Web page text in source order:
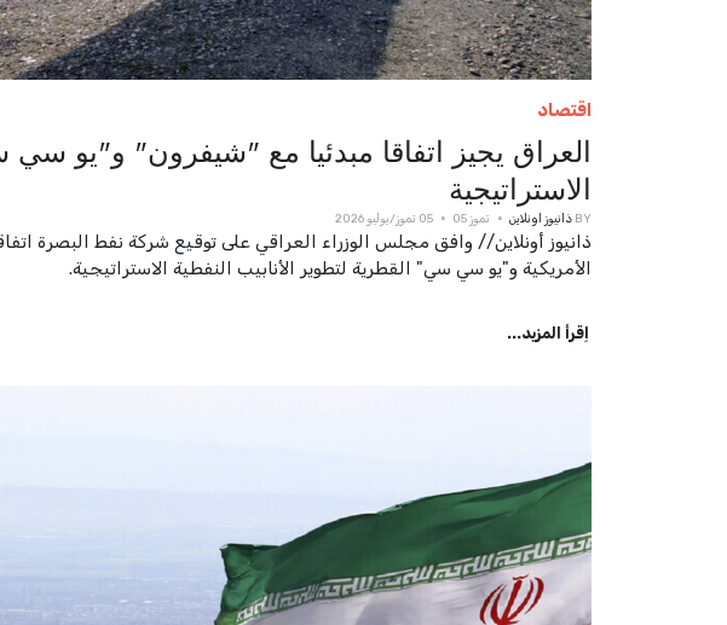
اقتصاد
العراق يجيز اتفاقا مبدئيا مع "شيفرون" و"يو
الاستراتيجية
BY ذانيوز اونلاين تموز 05 05 تموز/يوليو 2026
ذانيوز أونلاين// وافق مجلس الوزراء العراقي على توقيع شركة نفط البصرة
الأمريكية و"يو سي سي" القطرية لتطوير الأنابيب النفطية الاستراتيجية.
اِقرأ المزيد...